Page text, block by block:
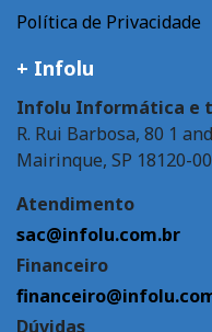
Política de Privacidade
+ Infolu
Infolu Informática e
R. Rui Barbosa, 80 1
Mairinque, SP 18120-
Atendimento
sac@infolu.com.br
Financeiro
Dúvidas